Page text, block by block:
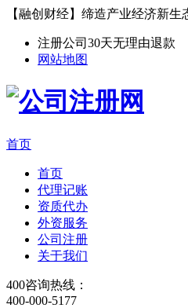
【融创财经】缔造产业经济新
注册公司30天无理由退款
网站地图
首页
首页
代理记账
资质代办
外资服务
公司注册
关于我们
400咨询热线：
400-000-5177